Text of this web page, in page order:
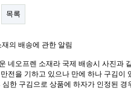
목록
의 배송에 관한 알림
네오프렌 소재라 국제 배송시 사진과
전을 기하고 있으나 만에 하나 구김이
심한 구김으로 상품에 하자가 인정된